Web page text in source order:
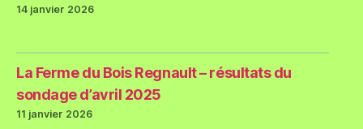
14 janvier 2026
La Ferme du Bois Regnault – résultats du
sondage d’avril 2025
11 janvier 2026